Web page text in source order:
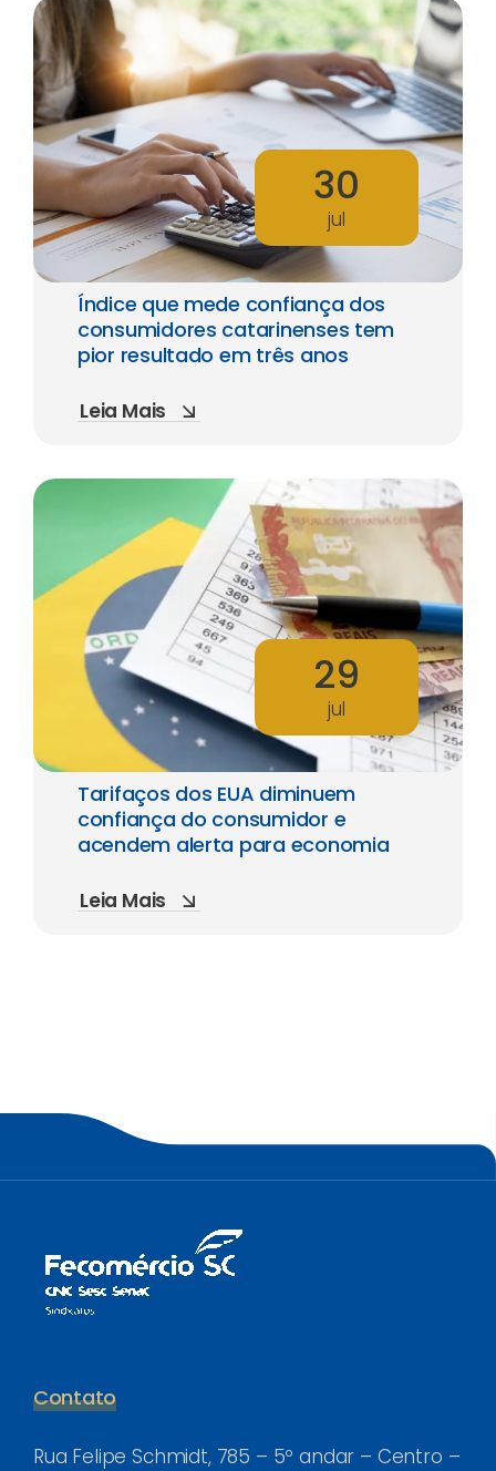
30
jul
Índice que mede confiança dos
consumidores catarinenses tem
pior resultado em três anos
Leia Mais
29
jul
Tarifaços dos EUA diminuem
confiança do consumidor e
acendem alerta para economia
Leia Mais
Contato
Rua Felipe Schmidt, 785 – 5º andar – Centro –